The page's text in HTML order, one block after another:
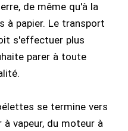
de même qu'à la
à papier. Le transport
s'effectuer plus
parer à toute
se termine vers
à vapeur, du moteur à